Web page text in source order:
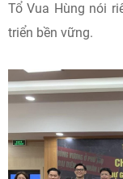
Tổ Vua Hùng nói
triển bền vững.